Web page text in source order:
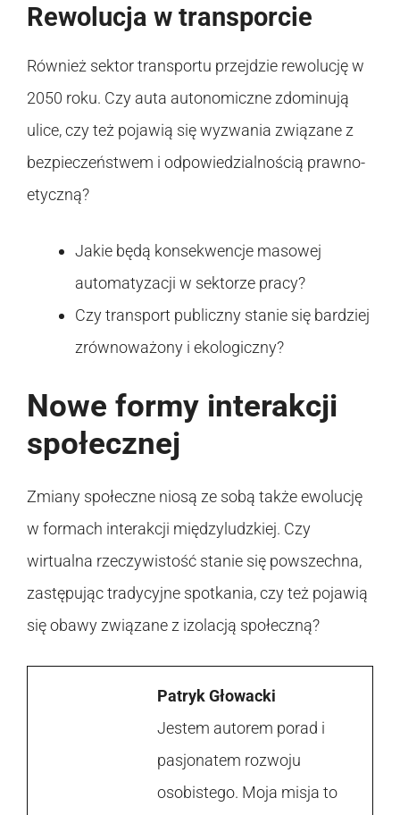
Rewolucja w transporcie
Również sektor transportu przejdzie rewolucję w
2050 roku. Czy auta autonomiczne zdominują
ulice, czy też pojawią się wyzwania związane z
bezpieczeństwem i odpowiedzialnością prawno-
etyczną?
Jakie będą konsekwencje masowej
automatyzacji w sektorze pracy?
Czy transport publiczny stanie się bardziej
zrównoważony i ekologiczny?
Nowe formy interakcji
społecznej
Zmiany społeczne niosą ze sobą także ewolucję
w formach interakcji międzyludzkiej. Czy
wirtualna rzeczywistość stanie się powszechna,
zastępując tradycyjne spotkania, czy też pojawią
się obawy związane z izolacją społeczną?
Patryk Głowacki
Jestem autorem porad i
pasjonatem rozwoju
osobistego. Moja misja to